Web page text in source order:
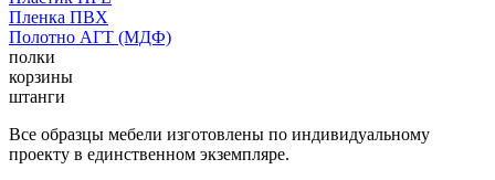
Пленка ПВХ
Полотно АГТ (МДФ)
полки
корзины
штанги
Все образцы мебели изготовлены по индивидуальному
проекту в единственном экземпляре.